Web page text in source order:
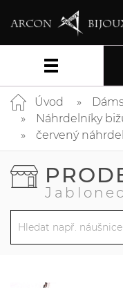
Úvod
Náhrdelníky
červený